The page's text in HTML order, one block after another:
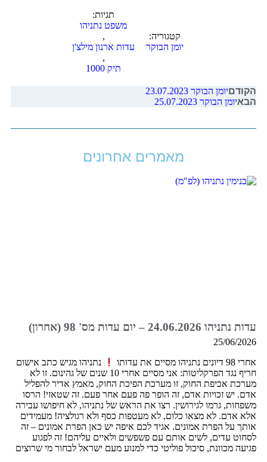
קטגוריה:
יומן הבוקר
תגיות:
משפט נתניהו
,
עדות ארנון מילצ'ן
,
תיק 1000
הקודםיומן הבוקר 23.07.2023
הבאיומן הבוקר 25.07.2023
מאמרים אחרונים
עדות נתניהו 24.06.2026 – יום עדות מס' 98 (אחרון)
25/06/2026
אחרי 98 דיונים נתניהו מסיים את עדותו
נתניהו מגיש כתב אישום
חריף נגד הפרקליטות: אני מסיים אחרי 10 שנים של גהינום. זו לא
מערכת אכיפת החוק, זו מערכת הפיכת החוק, מאמץ אדיר להפליל
אדם. יש זכויות אדם, זה הופר פה פעם אחר פעם. זה שטאזי! הרסו
משפחות, גרמו לגירושין. רצו את הראש של נתניהו, לא חיפושו עבירה
אלא אדם. לא מצאו כלום, לא מעטפות כסף ולא רגולציה! מעמידים
אותך על הפרת אמונים. אגיד לכם איפה יש כאן הפרת אמונים – זה
לסחוט עדים, לשים אותם עם פשפשים ולאיים עליהם! זה לפגוע
פגיעה מכוונת, סיכול פוליטי כדי למנוע מעם ישראל לבחור מי שרוצים